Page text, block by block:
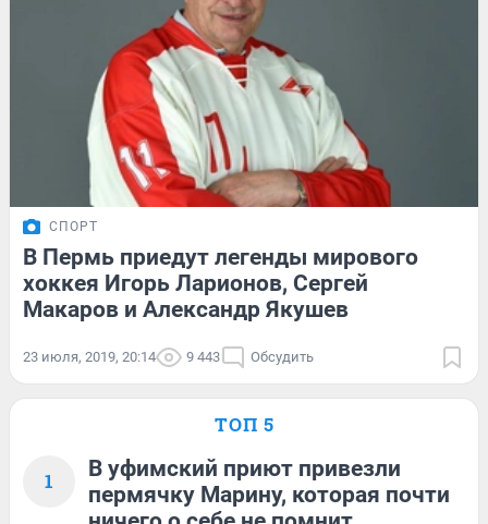
СПОРТ
В Пермь приедут легенды мирового
хоккея Игорь Ларионов, Сергей
Макаров и Александр Якушев
23 июля, 2019, 20:14 9 443 Обсудить
ТОП 5
1
В уфимский приют привезли
пермячку Марину, которая почти